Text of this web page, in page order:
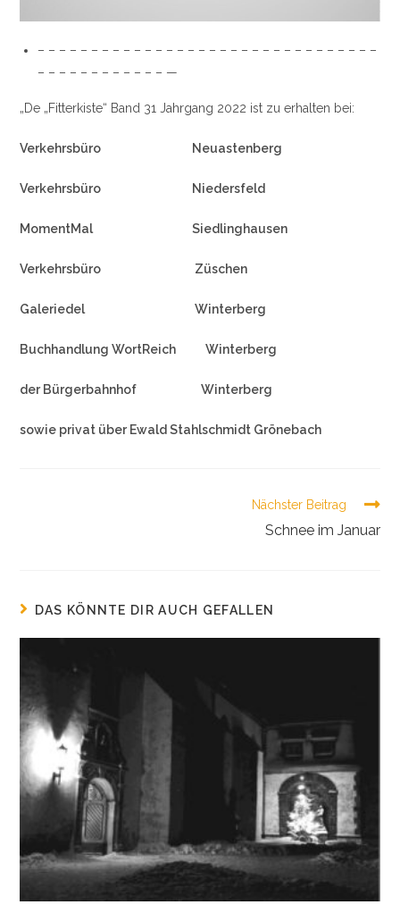
– – – – – – – – – – – – – – – – – – – – – – – – – – – – – – – –
– – – – – – – – – – – – —
„De „Fitterkiste“ Band 31 Jahrgang 2022 ist zu erhalten bei:
Verkehrsbüro Neuastenberg
Verkehrsbüro Niedersfeld
MomentMal Siedlinghausen
Verkehrsbüro Züschen
Galeriedel Winterberg
Buchhandlung WortReich Winterberg
der Bürgerbahnhof Winterberg
sowie privat über Ewald Stahlschmidt Grönebach
Nächster Beitrag
Schnee im Januar
DAS KÖNNTE DIR AUCH GEFALLEN